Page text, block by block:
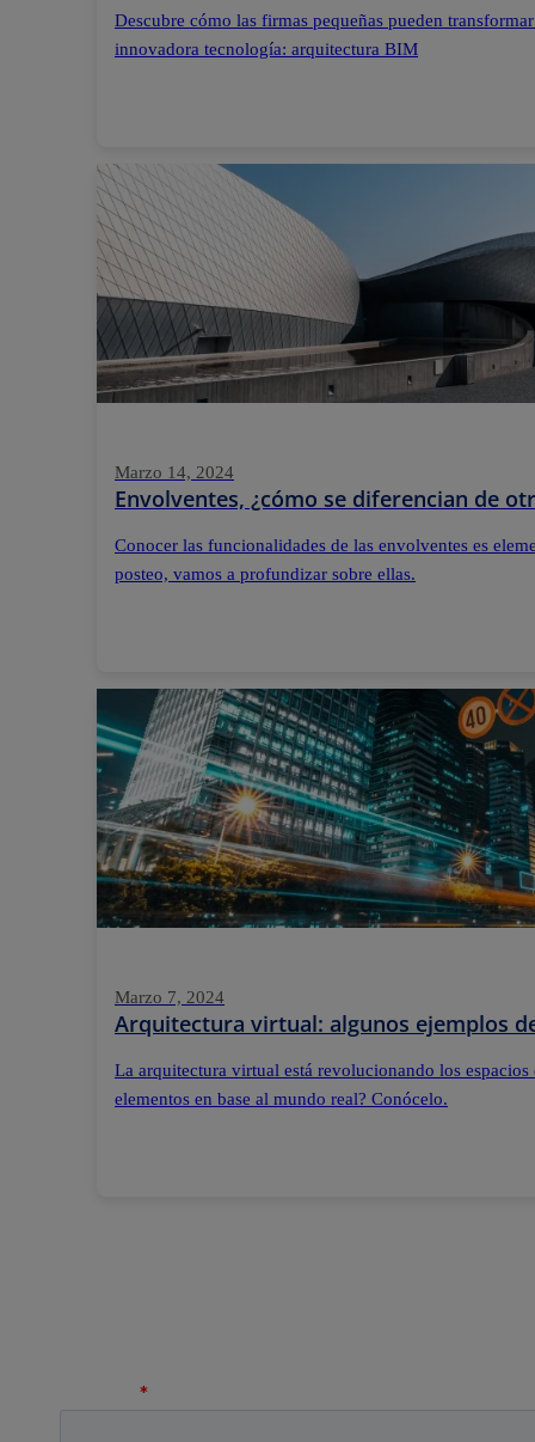
Descubre cómo las firmas pequeñas pueden
innovadora tecnología: arquitectura BIM
Marzo 14, 2024
Envolventes, ¿cómo se diferencian de
Conocer las funcionalidades de las envolventes es
posteo, vamos a profundizar sobre ellas.
Marzo 7, 2024
Arquitectura virtual: algunos ejemplos
La arquitectura virtual está revolucionando los
elementos en base al mundo real? Conócelo.